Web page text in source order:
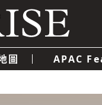
圖 APAC